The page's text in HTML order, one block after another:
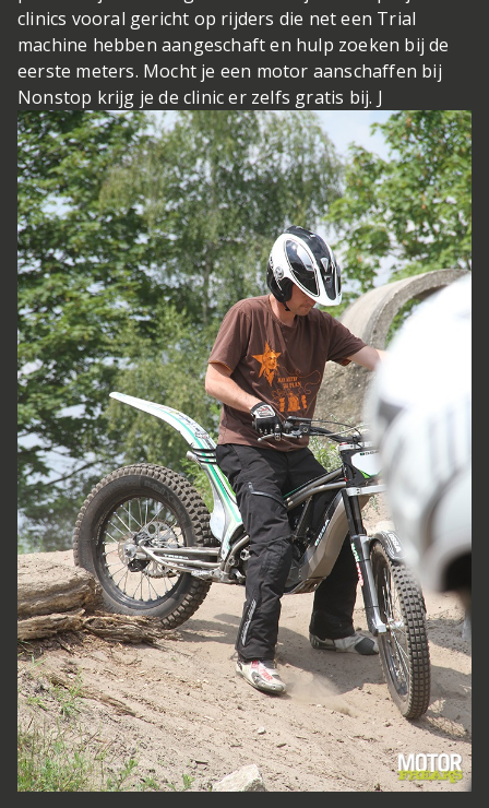
clinics vooral gericht op rijders die net een Trial
machine hebben aangeschaft en hulp zoeken bij de
eerste meters. Mocht je een motor aanschaffen bij
Nonstop krijg je de clinic er zelfs gratis bij. J